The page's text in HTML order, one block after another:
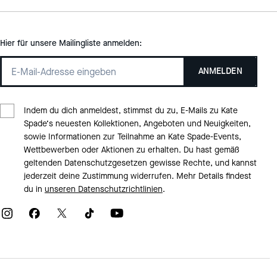
Hier für unsere Mailingliste anmelden:
ANMELDEN
Indem du dich anmeldest, stimmst du zu, E-Mails zu Kate
Spade‘s neuesten Kollektionen, Angeboten und Neuigkeiten,
sowie Informationen zur Teilnahme an Kate Spade-Events,
Wettbewerben oder Aktionen zu erhalten. Du hast gemäß
geltenden Datenschutzgesetzen gewisse Rechte, und kannst
jederzeit deine Zustimmung widerrufen. Mehr Details findest
du in unseren Datenschutzrichtlinien.